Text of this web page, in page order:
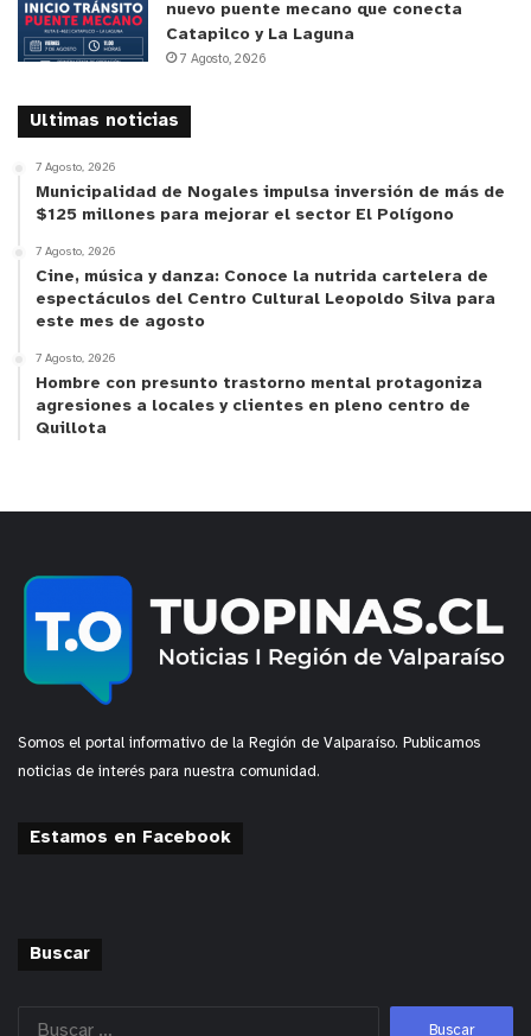
y tú, ¿qué opinas?
nuevo puente mecano que conecta
Catapilco y La Laguna
7 Agosto, 2026
Ultimas noticias
7 Agosto, 2026
Municipalidad de Nogales impulsa inversión de más de
$125 millones para mejorar el sector El Polígono
7 Agosto, 2026
Cine, música y danza: Conoce la nutrida cartelera de
espectáculos del Centro Cultural Leopoldo Silva para
este mes de agosto
7 Agosto, 2026
Hombre con presunto trastorno mental protagoniza
agresiones a locales y clientes en pleno centro de
Quillota
Somos el portal informativo de la Región de Valparaíso. Publicamos
noticias de interés para nuestra comunidad.
Estamos en Facebook
Buscar